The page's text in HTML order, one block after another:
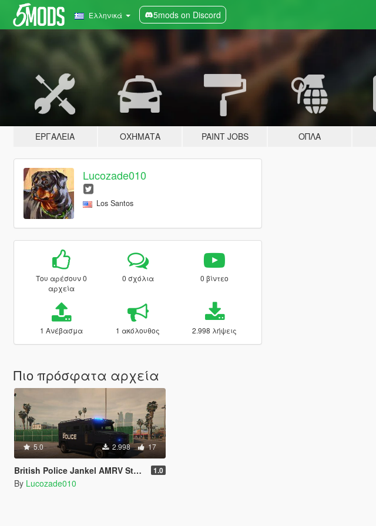
Ελληνικά 5mods on Discord
ΕΡΓΑΛΕΊΑ ΟΧΉΜΑΤΑ PAINT JOBS ΌΠΛΑ
Lucozade010
Los Santos
Του αρέσουν 0
αρχεία
0 σχόλια 0 βίντεο
1 Ανέβασμα 1 ακόλουθος 2.998 λήψεις
Πιο πρόσφατα αρχεία
5.0 2.998 17
British Police Jankel AMRV Style Riot Van "UK SWAT" 1.0
By Lucozade010